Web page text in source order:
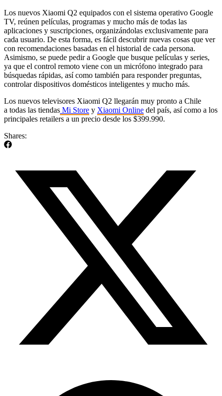
Los nuevos Xiaomi Q2 equipados con el sistema operativo Google
TV, reúnen películas, programas y mucho más de todas las
aplicaciones y suscripciones, organizándolas exclusivamente para
cada usuario. De esta forma, es fácil descubrir nuevas cosas que ver
con recomendaciones basadas en el historial de cada persona.
Asimismo, se puede pedir a Google que busque películas y series,
ya que el control remoto viene con un micrófono integrado para
búsquedas rápidas, así como también para responder preguntas,
controlar dispositivos domésticos inteligentes y mucho más.
Los nuevos televisores Xiaomi Q2 llegarán muy pronto a Chile
a todas las tiendas Mi Store y Xiaomi Online del país, así como a los
principales retailers a un precio desde los $399.990.
Shares: